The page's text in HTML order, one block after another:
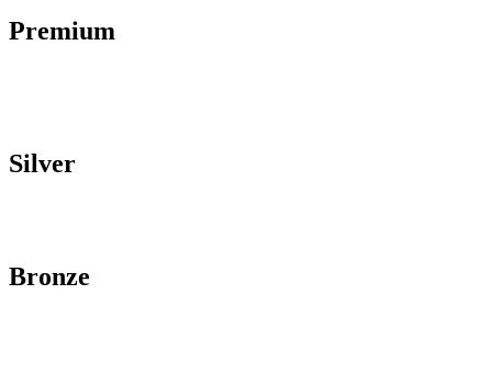
Premium
Silver
Bronze